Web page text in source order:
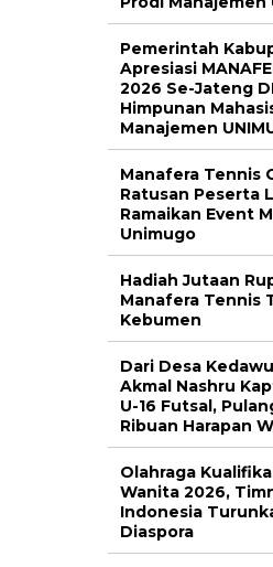
Pemerintah
Apresiasi
2026 Se-Jateng
Himpunan
Manajemen
Manafera Tennis
Ratusan Peserta
Ramaikan Event
Unimugo
Hadiah Jutaan
Manafera Tennis
Kebumen
Dari Desa
Akmal Nashru
U-16 Futsal,
Ribuan Harapan
Olahraga
Wanita 2026,
Indonesia
Diaspora